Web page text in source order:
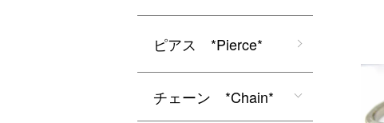
ピアス *Pierce*
チェーン *Chain*